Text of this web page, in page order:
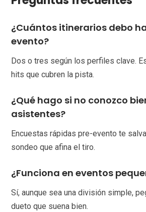
¿Cuántos itinerarios debo
evento?
Dos o tres según los perfiles clave.
hits que cubren la pista.
¿Qué hago si no conozco
asistentes?
Encuestas rápidas pre-evento te
sondeo que afina el tiro.
¿Funciona en eventos
Sí, aunque sea una división simple,
dueto que suena bien.